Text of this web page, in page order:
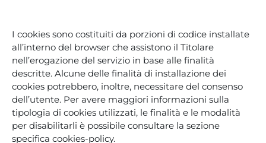
I cookies sono costituiti da porzioni di codice installate
all’interno del browser che assistono il Titolare
nell’erogazione del servizio in base alle finalità
descritte. Alcune delle finalità di installazione dei
cookies potrebbero, inoltre, necessitare del consenso
dell’utente. Per avere maggiori informazioni sulla
tipologia di cookies utilizzati, le finalità e le modalità
per disabilitarli è possibile consultare la sezione
specifica cookies-policy.